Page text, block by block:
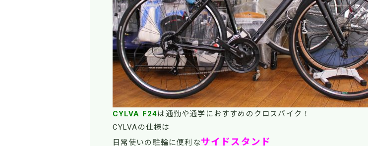
CYLVA F24は通勤や通学におすすめのクロスバイク！
CYLVAの仕様は
日常使いの駐輪に便利なサイドスタンド